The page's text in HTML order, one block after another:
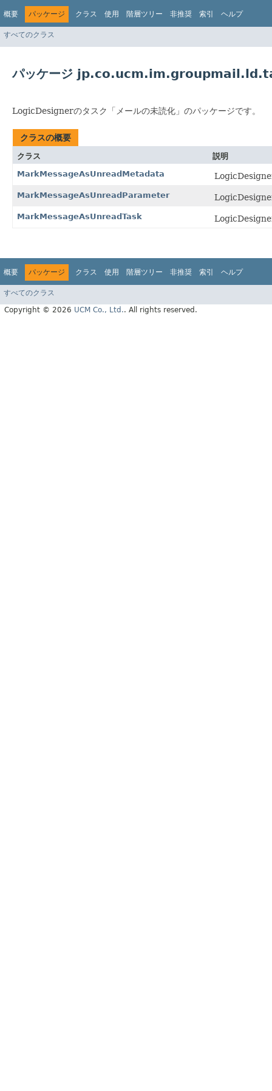
概要 パッケージ クラス 使用 階層ツリー 非推奨 索引 ヘルプ
すべてのクラス
パッケージ
LogicDesignerのタスク「メールの未読化」のパッケージです。
クラスの概要
クラス
説明
MarkMessageAsUnreadMetadata
MarkMessageAsUnreadParameter
MarkMessageAsUnreadTask
概要 パッケージ クラス 使用 階層ツリー 非推奨 索引 ヘルプ
すべてのクラス
Copyright © 2026 UCM Co., Ltd.. All rights reserved.